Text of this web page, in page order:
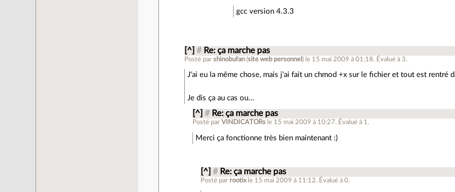
gcc version 4.3.3
[^] # Re: ça marche pas
Posté parshinobufan (site web personnel ) le 15 mai 2009 à 01:18. Évalué à 3.
J'ai eu la même chose, mais j'ai fait un chmod +x sur le fichier et tout est rentré
Je dis ça au cas ou...
[^] # Re: ça marche pas
Posté par VINDICATORs le 15 mai 2009 à 10:27. Évalué à 1.
Merci ça fonctionne très bien maintenant :)
[^] # Re: ça marche pas
Posté par rootix le 15 mai 2009 à 11:12. Évalué à0.